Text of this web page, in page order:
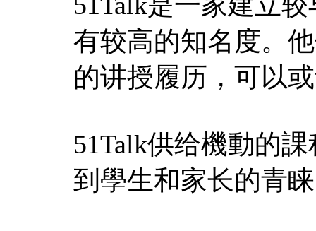
有较高的知名度。
的讲授履历，可以
51Talk供给機動的
到學生和家长的青